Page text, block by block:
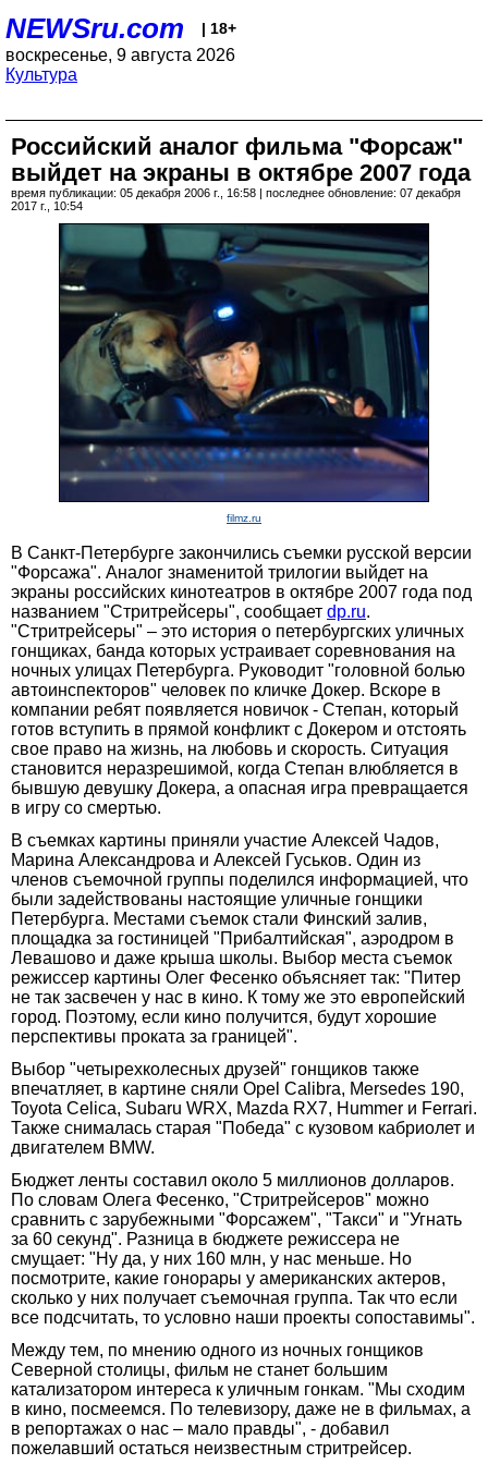
NEWSru.com | 18+
воскресенье, 9 августа 2026
Культура
Российский аналог фильма "Форсаж"
выйдет на экраны в октябре 2007 года
время публикации: 05 декабря 2006 г., 16:58 | последнее обновление: 07 декабря
2017 г., 10:54
filmz.ru
В Санкт-Петербурге закончились съемки русской версии
"Форсажа". Аналог знаменитой трилогии выйдет на
экраны российских кинотеатров в октябре 2007 года под
названием "Стритрейсеры", сообщает dp.ru.
"Стритрейсеры" – это история о петербургских уличных
гонщиках, банда которых устраивает соревнования на
ночных улицах Петербурга. Руководит "головной болью
автоинспекторов" человек по кличке Докер. Вскоре в
компании ребят появляется новичок - Степан, который
готов вступить в прямой конфликт c Докером и отстоять
свое право на жизнь, на любовь и скорость. Ситуация
становится неразрешимой, когда Степан влюбляется в
бывшую девушку Докера, а опасная игра превращается
в игру со смертью.
В съемках картины приняли участие Алексей Чадов,
Марина Александрова и Алексей Гуськов. Один из
членов съемочной группы поделился информацией, что
были задействованы настоящие уличные гонщики
Петербурга. Местами съемок стали Финский залив,
площадка за гостиницей "Прибалтийская", аэродром в
Левашово и даже крыша школы. Выбор места съемок
режиссер картины Олег Фесенко объясняет так: "Питер
не так засвечен у нас в кино. К тому же это европейский
город. Поэтому, если кино получится, будут хорошие
перспективы проката за границей".
Выбор "четырехколесных друзей" гонщиков также
впечатляет, в картине сняли Opel Calibra, Mersedes 190,
Toyota Celica, Subaru WRX, Mazda RX7, Hummer и Ferrari.
Также снималась старая "Победа" с кузовом кабриолет и
двигателем BMW.
Бюджет ленты составил около 5 миллионов долларов.
По словам Олега Фесенко, "Стритрейсеров" можно
сравнить с зарубежными "Форсажем", "Такси" и "Угнать
за 60 секунд". Разница в бюджете режиссера не
смущает: "Ну да, у них 160 млн, у нас меньше. Но
посмотрите, какие гонорары у американских актеров,
сколько у них получает съемочная группа. Так что если
все подсчитать, то условно наши проекты сопоставимы".
Между тем, по мнению одного из ночных гонщиков
Северной столицы, фильм не станет большим
катализатором интереса к уличным гонкам. "Мы сходим
в кино, посмеемся. По телевизору, даже не в фильмах, а
в репортажах о нас – мало правды", - добавил
пожелавший остаться неизвестным стритрейсер.